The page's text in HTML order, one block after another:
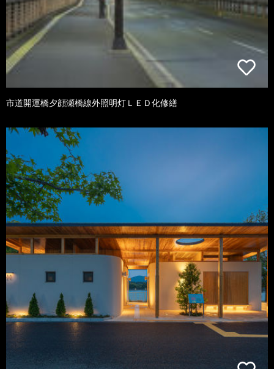
市道開運橋夕顔瀬橋線外照明灯ＬＥＤ化修繕